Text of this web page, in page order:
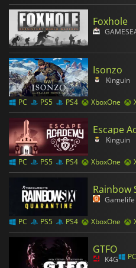
Foxhole
Isonzo
Kinguin
PC PS5 PS4 XboxOne
Escape
Kinguin
PC PS5 PS4 XboxOne
Rainbow
Gamelife
PC PS5 PS4 XboxOne
GTFO
K4G PC